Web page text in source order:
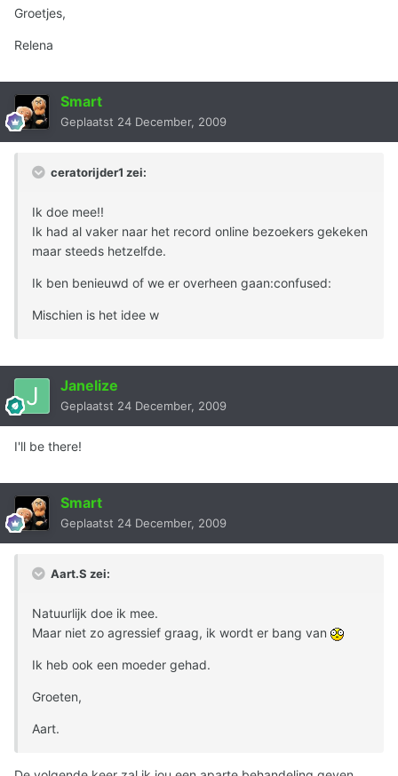
Groetjes,
Relena
Smart
Geplaatst 24 December, 2009
ceratorijder1 zei:
Ik doe mee!!
Ik had al vaker naar het record online bezoekers gekeken
maar steeds hetzelfde.
Ik ben benieuwd of we er overheen gaan:confused:
Mischien is het idee w
Janelize
Geplaatst 24 December, 2009
I'll be there!
Smart
Geplaatst 24 December, 2009
Aart.S zei:
Natuurlijk doe ik mee.
Maar niet zo agressief graag, ik wordt er bang van
Ik heb ook een moeder gehad.
Groeten,
Aart.